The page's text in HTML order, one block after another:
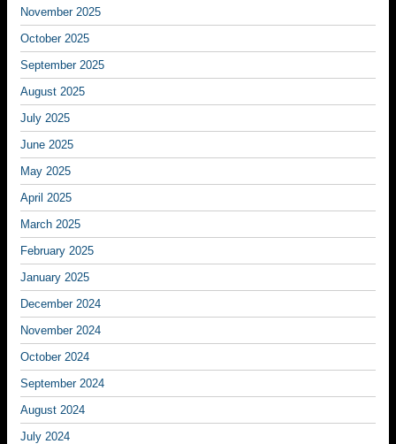
November 2025
October 2025
September 2025
August 2025
July 2025
June 2025
May 2025
April 2025
March 2025
February 2025
January 2025
December 2024
November 2024
October 2024
September 2024
August 2024
July 2024